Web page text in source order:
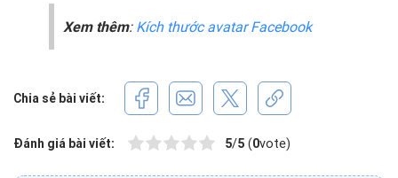
Xem thêm: Kích thước avatar Facebook
Chia sẻ bài viết:
Đánh giá bài viết: 5/5 (0vote)